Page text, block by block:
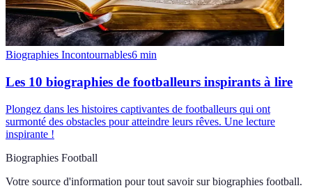
Biographies Incontournables6 min
Les 10 biographies de footballeurs inspirants à lire
Plongez dans les histoires captivantes de footballeurs qui ont
surmonté des obstacles pour atteindre leurs rêves. Une lecture
inspirante !
Biographies Football
Votre source d'information pour tout savoir sur biographies football.